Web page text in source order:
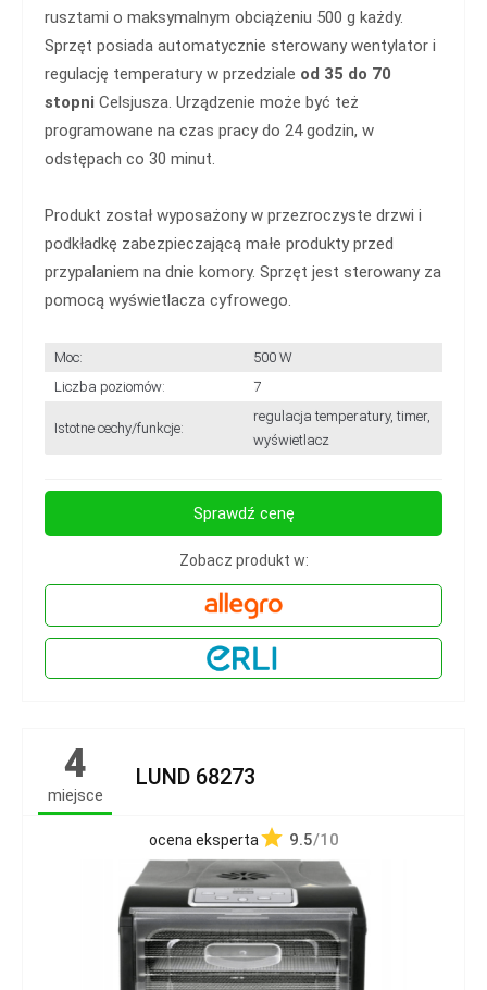
rusztami o maksymalnym obciążeniu 500 g każdy.
Sprzęt posiada automatycznie sterowany wentylator i
regulację temperatury w przedziale od 35 do 70
stopni Celsjusza. Urządzenie może być też
programowane na czas pracy do 24 godzin, w
odstępach co 30 minut.
Produkt został wyposażony w przezroczyste drzwi i
podkładkę zabezpieczającą małe produkty przed
przypalaniem na dnie komory. Sprzęt jest sterowany za
pomocą wyświetlacza cyfrowego.
Moc:
500 W
Liczba poziomów:
7
Istotne cechy/funkcje:
regulacja temperatury, timer,
wyświetlacz
Sprawdź cenę
Zobacz produkt w:
4
miejsce
LUND 68273
ocena eksperta 9.5/10